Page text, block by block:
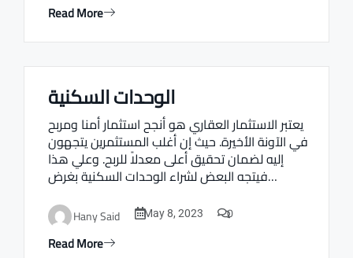
Read More
Real estate Estate ville
الوحدات السكنية
يعتبر الاستثمار العقاري هو أنجح استثمار أمنا ومربح
في الآونة الأخيرة. حيث إن أغلب المستثمرين يتجهون
إليه لضمان تحقيق أعلى معدلاً للربح. وعلي هذا
فيتجه البعض لشراء الوحدات السكنية بغرض…
Hany Said May 8, 2023 0
Read More